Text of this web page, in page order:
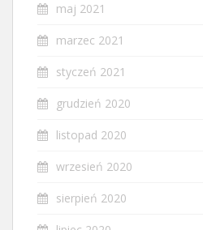
maj 2021
marzec 2021
styczeń 2021
grudzień 2020
listopad 2020
wrzesień 2020
sierpień 2020